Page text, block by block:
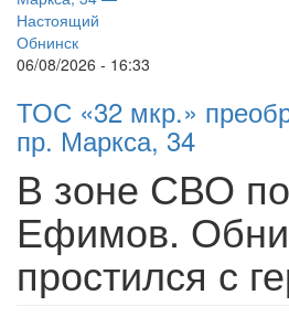
06/08/2026 - 16:33
ТОС «32 мкр.»
пр. Маркса, 34
В зоне СВО
Ефимов.
простился с